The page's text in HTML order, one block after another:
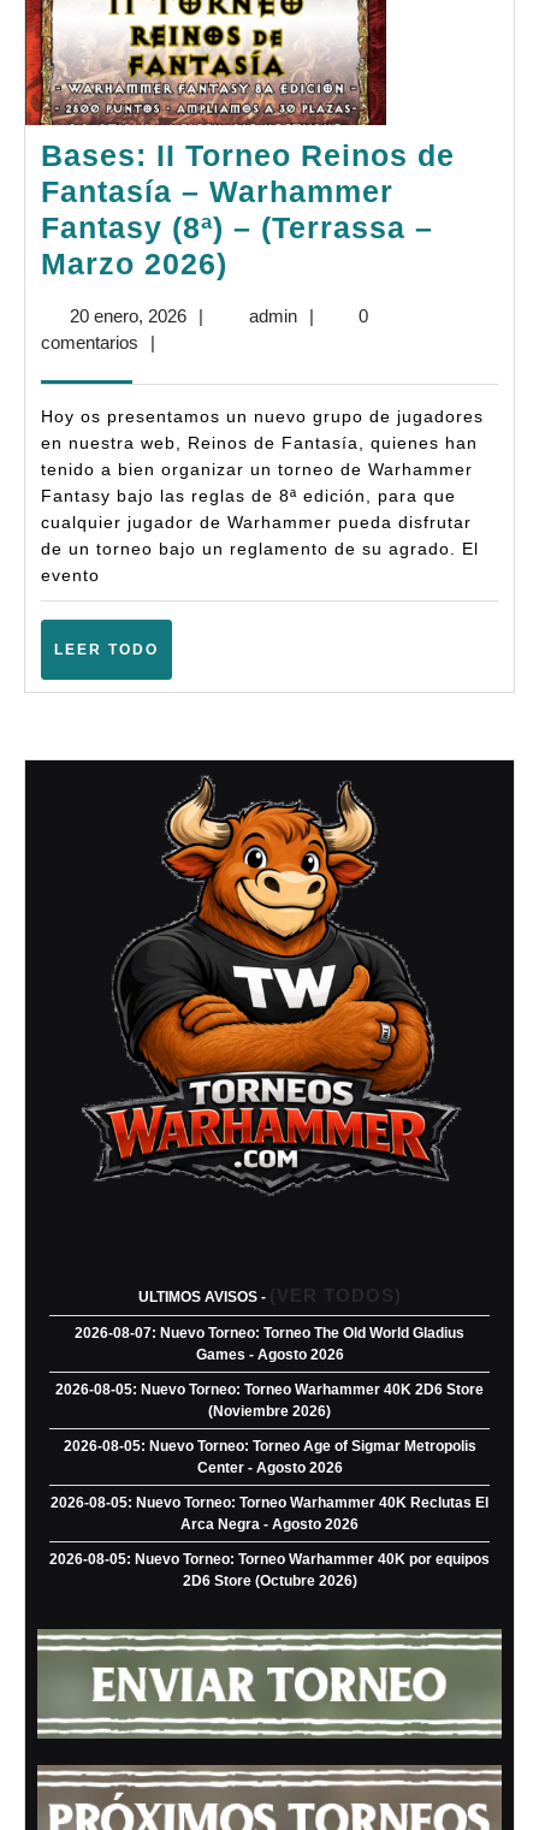
Bases: II Torneo Reinos de
Fantasía – Warhammer
Fantasy (8ª) – (Terrassa –
Marzo 2026)
Torneo
de
Fantasía
–
Warhammer
Fantasy
–
2026)
20 enero, 202620| adminadmin
|
0
comentarios
|
Hoy os presentamos un nuevo grupo de jugadores
en nuestra web, Reinos de Fantasía, quienes han
tenido a bien organizar un torneo de Warhammer
Fantasy bajo las reglas de 8ª edición, para que
cualquier jugador de Warhammer pueda disfrutar
de un torneo bajo un reglamento de su agrado. El
evento
LEER TODO
ULTIMOS AVISOS - (VER TODOS)
2026-08-07: Nuevo Torneo: Torneo The Old World Gladius
Games - Agosto 2026
2026-08-05: Nuevo Torneo: Torneo Warhammer 40K 2D6 Store
(Noviembre 2026)
2026-08-05: Nuevo Torneo: Torneo Age of Sigmar Metropolis
Center - Agosto 2026
2026-08-05: Nuevo Torneo: Torneo Warhammer 40K Reclutas El
Arca Negra - Agosto 2026
2026-08-05: Nuevo Torneo: Torneo Warhammer 40K por equipos
2D6 Store (Octubre 2026)